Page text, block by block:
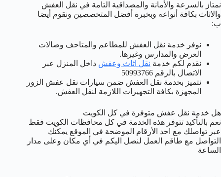
نمتاز بالسرعة والأمانة والمصداقية التامة في نقل العفش
والاثاث بكافة أنواعه وبخبرة أفضل المتخصصين ونقوم أيضا
ب:
نوفر خدمة نقل العفش للمطاعم والمتاحف وصالات
العرض والمدارس وغيرها.
نقدم لكم خدمة نقل اثاث وعفش داخل المنزل عبر
الاتصال بالرقم 50993766
نتميز بخدمة نقل العفش ضمن سيارات نقل عفش الزور
المجهزة بكافة التجهيزات اللازمة لنقل العفش.
هل خدمة نقل عفش متوفرة في كل الكويت
نعم بالتأكيد تتوفر هذه الخدمة في كل محافظات الكويت فقط
عبر تواصلك مع احد الأرقام الموضحة في الموقع يمكنك
التواصل مع طاقم العمل لنصل اليكم في أي مكان وعلى مدار
الساعة